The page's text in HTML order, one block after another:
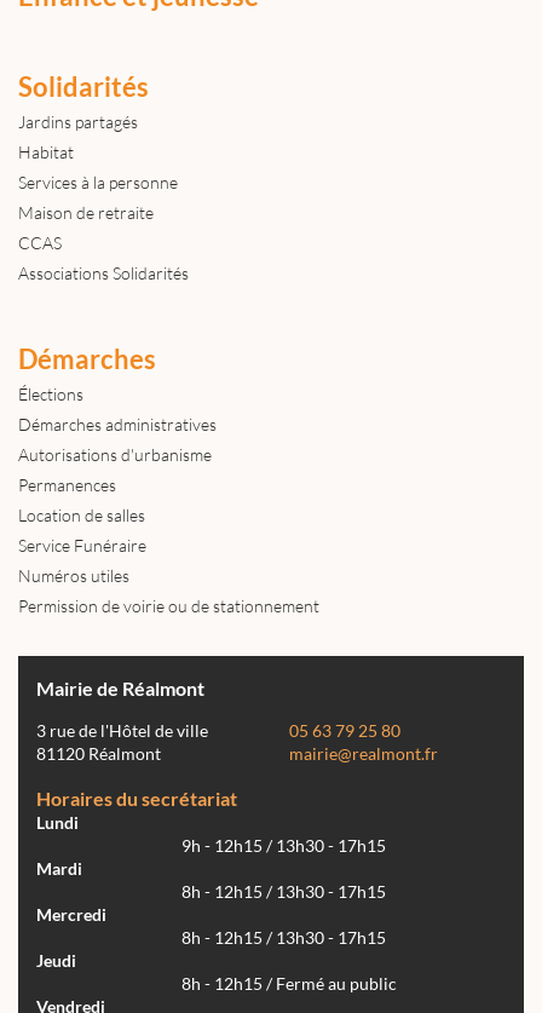
Solidarités
Jardins partagés
Habitat
Services à la personne
Maison de retraite
CCAS
Associations Solidarités
Démarches
Élections
Démarches administratives
Autorisations d'urbanisme
Permanences
Location de salles
Service Funéraire
Numéros utiles
Permission de voirie ou de stationnement
Mairie de Réalmont
3 rue de l'Hôtel de ville
81120 Réalmont
05 63 79 25 80
mairie@realmont.fr
Horaires du secrétariat
Lundi
9h - 12h15 / 13h30 - 17h15
Mardi
8h - 12h15 / 13h30 - 17h15
Mercredi
8h - 12h15 / 13h30 - 17h15
Jeudi
8h - 12h15 / Fermé au public
Vendredi